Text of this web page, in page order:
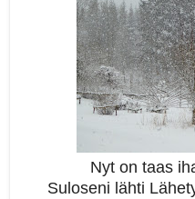
Nyt on taas
Suloseni lähti